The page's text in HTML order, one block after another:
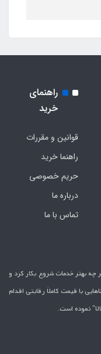
راهنمای
خرید
قوانین و مقررات
راهنما خرید
حریم خصوصی
درباره ما
تماس با ما
در ارائه هر چه بهتر خدمات شروع بکار کرد و
با قیمت کاملاَ رقابتی اقدام
نموده است.